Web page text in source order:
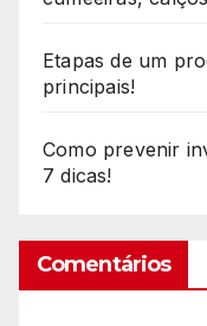
Etapas de um
principais!
Como prevenir
7 dicas!
Comentários